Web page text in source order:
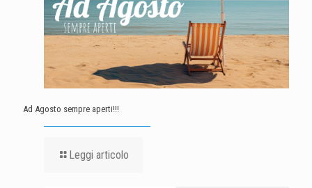
Ad Agosto sempre aperti!!!
Leggi articolo